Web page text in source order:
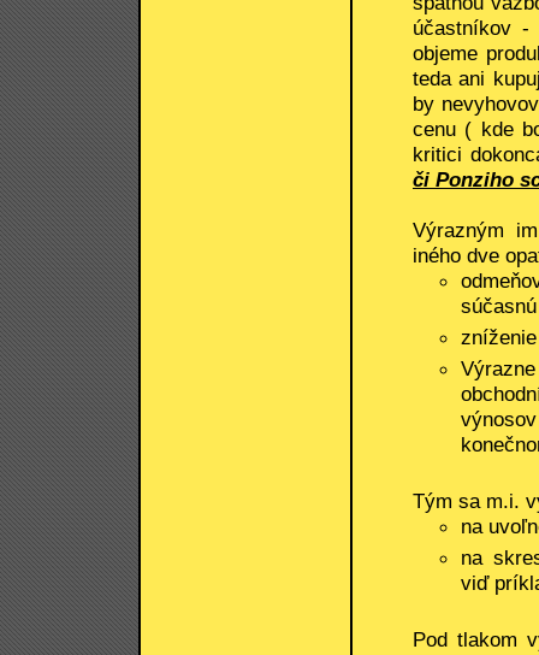
účastníkov
objeme
teda ani
by
cenu ( kde
kritici
či Ponziho
Výrazným
iného dve
Tým sa m.i.
na
na
viď
Pod tlakom